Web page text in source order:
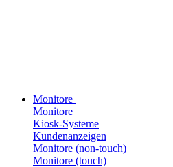
Monitore
Monitore
Kiosk-Systeme
Kundenanzeigen
Monitore (non-touch)
Monitore (touch)